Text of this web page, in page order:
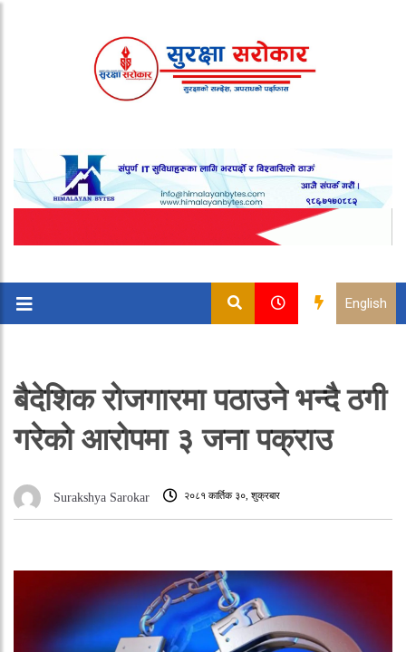
English
बैदेशिक रोजगारमा पठाउने भन्दै ठगी
गरेको आरोपमा ३ जना पक्राउ
Surakshya Sarokar २०८१ कार्तिक ३०, शुक्रबार